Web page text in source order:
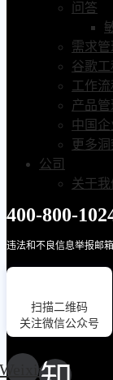
问答
需求
谷歌
工作
产品
中国
更多
公司
关于我
400-800-
违法和不良信息举报邮箱
扫描二维码
关注微信公众号
Weixin